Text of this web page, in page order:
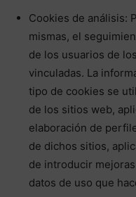
Cookies de análisis:
mismas, el
de los usuarios de
vinculadas. La
tipo de cookies se
de los sitios web,
elaboración de
de dichos sitios,
de introducir
datos de uso que